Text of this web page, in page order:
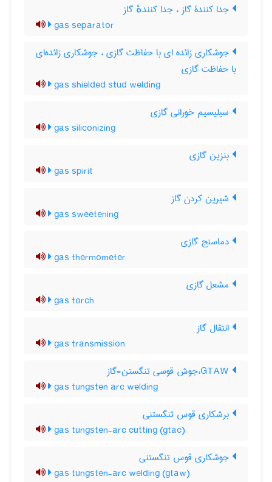
جدا کنندۀ گاز ، جدا کنندهٔ گاز
gas separator
جوشکاری زائده ای با حفاظت گازی ، جوشکاری زائده‌ای
با حفاظت گازی
gas shielded stud welding
سیلیسیم خورانی گازی
gas siliconizing
بنزین گازی
gas spirit
شیرین کردن گاز
gas sweetening
دماسنج گازی
gas thermometer
مشعل گازی
gas torch
انتقال گاز
gas transmission
gas tungsten arc welding
برشکاری قوس تنگستنی
gas tungsten-arc cutting (gtac)
جوشکاری قوس تنگستنی
gas tungsten-arc welding (gtaw)